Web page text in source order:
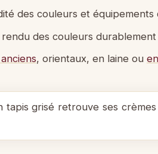
des couleurs et
des couleurs durablement
, orientaux, en laine ou